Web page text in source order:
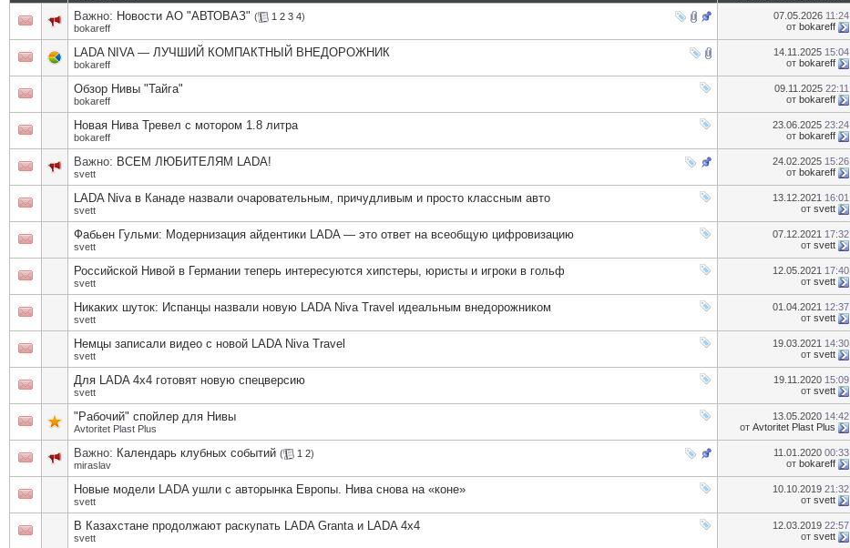
Важно: Новости АО "АВТОВАЗ" ( 1 2 3 4)
bokareff
07.05.2026 11:24
от bokareff
LADA NIVA — ЛУЧШИЙ КОМПАКТНЫЙ ВНЕДОРОЖНИК
bokareff
14.11.2025 15:04
от bokareff
Обзор Нивы "Тайга"
bokareff
09.11.2025 22:11
от bokareff
Новая Нива Тревел с мотором 1.8 литра
bokareff
23.06.2025 23:24
от bokareff
Важно: ВСЕМ ЛЮБИТЕЛЯМ LADA!
svett
24.02.2025 15:26
от bokareff
LADA Niva в Канаде назвали очаровательным, причудливым и просто классным авто
svett
13.12.2021 16:01
от svett
Фабьен Гульми: Модернизация айдентики LADA — это ответ на всеобщую цифровизацию
svett
07.12.2021 17:32
от svett
Российской Нивой в Германии теперь интересуются хипстеры, юристы и игроки в гольф
svett
12.05.2021 17:40
от svett
Никаких шуток: Испанцы назвали новую LADA Niva Travel идеальным внедорожником
svett
01.04.2021 12:37
от svett
Немцы записали видео с новой LADA Niva Travel
svett
19.03.2021 14:30
от svett
Для LADA 4x4 готовят новую спецверсию
svett
19.11.2020 15:09
от svett
"Рабочий" спойлер для Нивы
Avtoritet Plast Plus
13.05.2020 14:42
от Avtoritet Plast Plus
Важно: Календарь клубных событий ( 1 2)
miraslav
11.01.2020 00:33
от bokareff
Новые модели LADA ушли с авторынка Европы. Нива снова на «коне»
svett
10.10.2019 21:32
от svett
В Казахстане продолжают раскупать LADA Granta и LADA 4х4
svett
12.03.2019 22:57
от svett